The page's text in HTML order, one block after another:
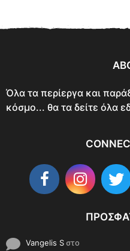
Όλα τα περίεργα και
κόσμο... θα τα δείτε όλα
Vangelis Sστο